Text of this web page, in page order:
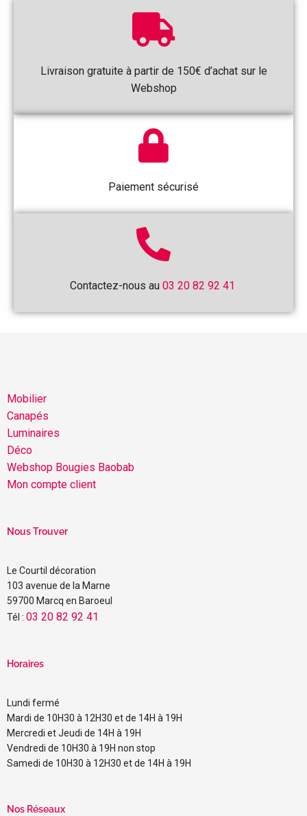
Livraison gratuite à partir de 150€ d’achat sur le
Webshop
Paiement sécurisé
Contactez-nous au 03 20 82 92 41
Mobilier
Canapés
Luminaires
Déco
Webshop Bougies Baobab
Mon compte client
Nous Trouver
Le Courtil décoration
103 avenue de la Marne
59700 Marcq en Baroeul
Tél : 03 20 82 92 41
Horaires
Lundi fermé
Mardi de 10H30 à 12H30 et de 14H à 19H
Mercredi et Jeudi de 14H à 19H
Vendredi de 10H30 à 19H non stop
Samedi de 10H30 à 12H30 et de 14H à 19H
Nos Réseaux